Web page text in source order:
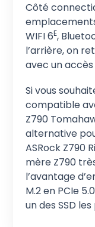
Côté
WIFI 6E,
l’arrière, on
avec un accès
Si vous
compatible
Z790
alternative
ASRock Z790
mère Z790
l’avantage
M.2 en PCIe
un des SSD